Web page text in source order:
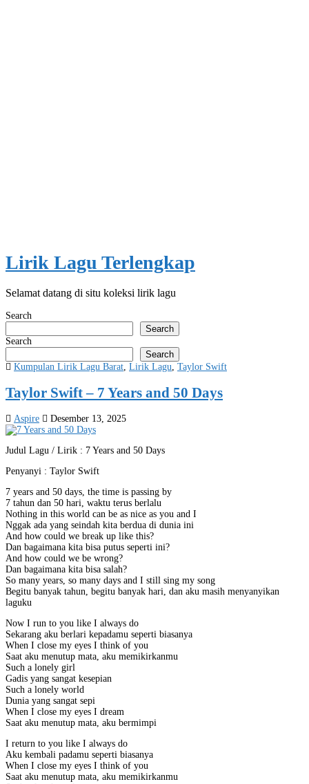
Lirik Lagu Terlengkap
Selamat datang di situ koleksi lirik lagu
Search
Search
Search
Search
Posted
Kumpulan Lirik Lagu Barat Lirik Lagu Taylor Swift
Taylor Swift – 7 Years and 50 Days
Aspire Desember 13, 2025
Judul Lagu / Lirik : 7 Years and 50 Days
Penyanyi : Taylor Swift
7 years and 50 days, the time is passing by
7 tahun dan 50 hari, waktu terus berlalu
Nothing in this world can be as nice as you and I
Nggak ada yang seindah kita berdua di dunia ini
And how could we break up like this?
Dan bagaimana kita bisa putus seperti ini?
And how could we be wrong?
Dan bagaimana kita bisa salah?
So many years, so many days and I still sing my song
Begitu banyak tahun, begitu banyak hari, dan aku masih menyanyikan
laguku
Now I run to you like I always do
Sekarang aku berlari kepadamu seperti biasanya
When I close my eyes I think of you
Saat aku menutup mata, aku memikirkanmu
Such a lonely girl
Gadis yang sangat kesepian
Such a lonely world
Dunia yang sangat sepi
When I close my eyes I dream
Saat aku menutup mata, aku bermimpi
I return to you like I always do
Aku kembali padamu seperti biasanya
When I close my eyes I think of you
Saat aku menutup mata, aku memikirkanmu